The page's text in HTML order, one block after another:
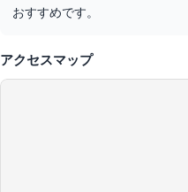
おすすめです。
アクセスマップ